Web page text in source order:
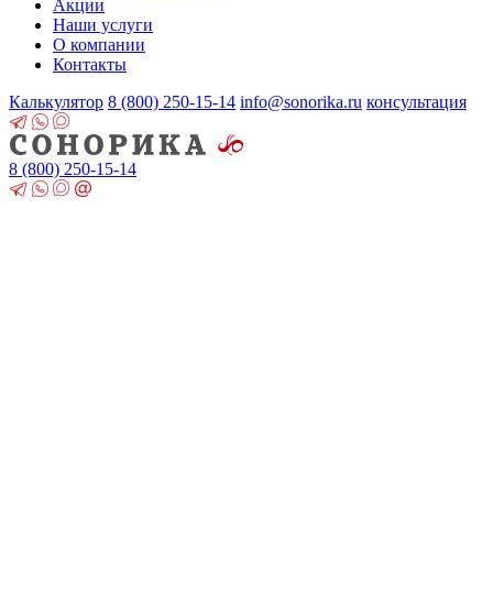
Акции
Наши услуги
О компании
Контакты
Калькулятор 8 (800) 250-15-14 info@sonorika.ru консультация
8 (800) 250-15-14